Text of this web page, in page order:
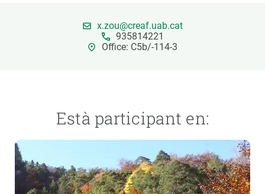
x.zou@creaf.uab.cat
935814221
Office: C5b/-114-3
Està participant en: